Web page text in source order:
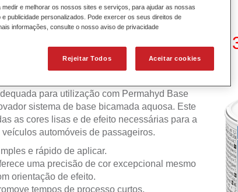
TEC Mixing Colour 480 WT
para utilização com Permahyd Base
sistema de base bicamada aquosa. Este
as cores lisas e de efeito necessárias para a
automóveis de passageiros.
e rápido de aplicar.
uma precisão de cor excepcional mesmo
orientação de efeito.
tempos de processo curtos.
e melhorar os nossos sites e serviços, para ajudar as nossas
publicidade personalizados. Pode exercer os seus direitos de
informações, consulte o nosso aviso de privacidade
Rejeitar Todos Aceitar cookies